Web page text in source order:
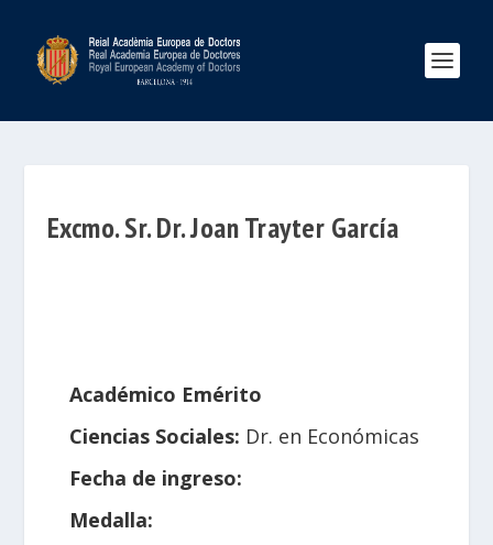
Excmo. Sr. Dr. Joan Trayter García
Académico Emérito
Ciencias Sociales: Dr. en Económicas
Fecha de ingreso:
Medalla: